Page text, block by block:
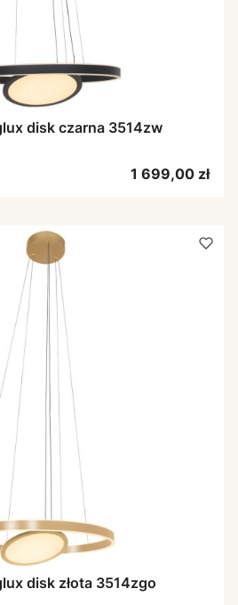
disk czarna 3514zw
Cena
1 699,00 zł
disk złota 3514zgo